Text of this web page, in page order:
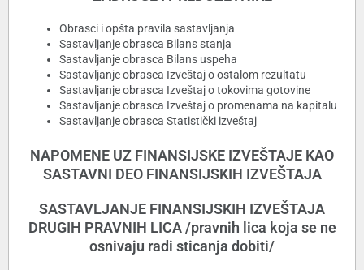
Obrasci i opšta pravila sastavljanja
Sastavljanje obrasca Bilans stanja
Sastavljanje obrasca Bilans uspeha
Sastavljanje obrasca Izveštaj o ostalom rezultatu
Sastavljanje obrasca Izveštaj o tokovima gotovine
Sastavljanje obrasca Izveštaj o promenama na kapitalu
Sastavljanje obrasca Statistički izveštaj
NAPOMENE UZ FINANSIJSKE IZVEŠTAJE KAO
SASTAVNI DEO FINANSIJSKIH IZVEŠTAJA
SASTAVLJANJE FINANSIJSKIH IZVEŠTAJA
DRUGIH PRAVNIH LICA /pravnih lica koja se ne
osnivaju radi sticanja dobiti/